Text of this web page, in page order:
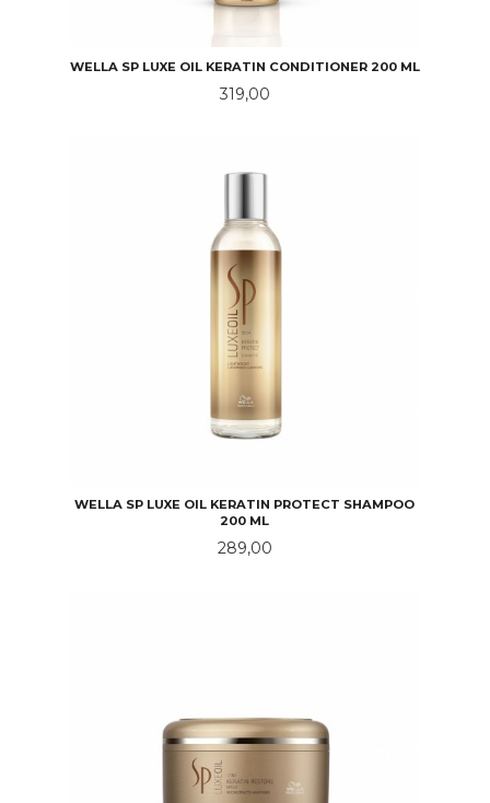
WELLA SP LUXE OIL KERATIN CONDITIONER 200 ML
Pris
319,00
WELLA SP LUXE OIL KERATIN PROTECT SHAMPOO
200 ML
Pris
289,00